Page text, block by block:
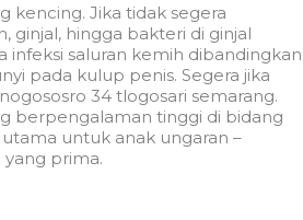
kencing. Jika tidak segera
ginjal, hingga bakteri di ginjal
infeksi saluran kemih dibandingkan
pada kulup penis. Segera jika
34 tlogosari semarang.
berpengalaman tinggi di bidang
untuk anak ungaran –
yang prima.